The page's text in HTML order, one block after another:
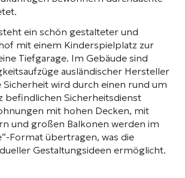
.
ein schön gestalteter und
mit einem Kinderspielplatz zur
Tiefgarage. Im Gebäude sind
ausländischer Hersteller
Sicherheit wird durch einen rund um
befindlichen Sicherheitsdienst
mit hohen Decken, mit
und großen Balkonen werden im
Format übertragen, was die
Gestaltungsideen ermöglicht.